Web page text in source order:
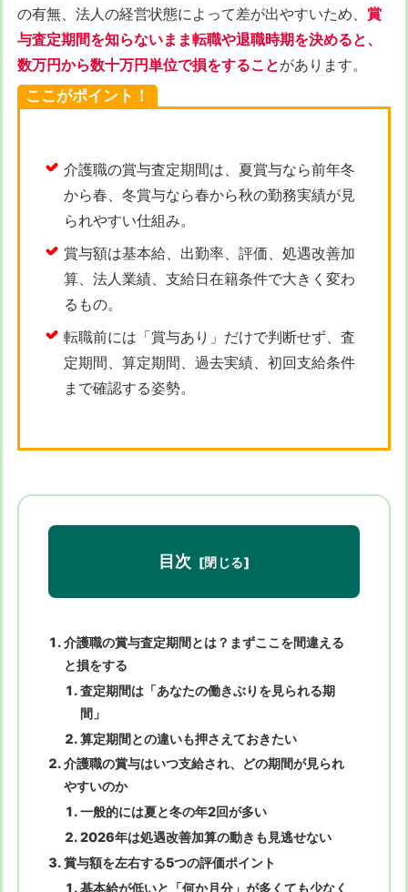
の有無、法人の経営状態によって差が出やすいため、 賞
与査定期間を知らないまま転職や退職時期を決めると、
数万円から数十万円単位で損をすることがあります。
ここがポイント！
介護職の賞与査定期間は、夏賞与なら前年冬
から春、冬賞与なら春から秋の勤務実績が見
られやすい仕組み。
賞与額は基本給、出勤率、評価、処遇改善加
算、法人業績、支給日在籍条件で大きく変わ
るもの。
転職前には「賞与あり」だけで判断せず、査
定期間、算定期間、過去実績、初回支給条件
まで確認する姿勢。
目次
介護職の賞与査定期間とは？まずここを間違える
と損をする
査定期間は「あなたの働きぶりを見られる期
間」
算定期間との違いも押さえておきたい
介護職の賞与はいつ支給され、どの期間が見られ
やすいのか
一般的には夏と冬の年2回が多い
2026年は処遇改善加算の動きも見逃せない
賞与額を左右する5つの評価ポイント
基本給が低いと「何か月分」が多くても少なく